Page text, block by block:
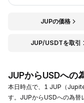
JUPの価格
JUP/USDTを取引
JUPからUSDへの
本日時点で、1 JUP（
す。JUPからUSDへの為